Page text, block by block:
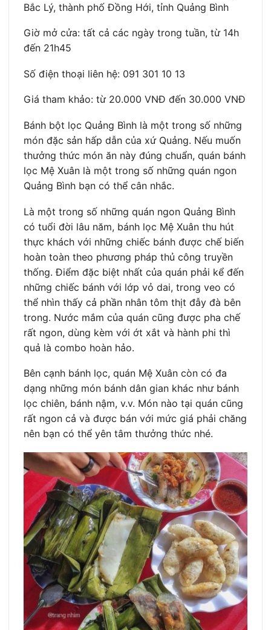
Bắc Lý, thành phố Đồng Hới, tỉnh Quảng Bình
Giờ mở cửa: tất cả các ngày trong tuần, từ 14h
đến 21h45
Số điện thoại liên hệ: 091 301 10 13
Giá tham khảo: từ 20.000 VNĐ đến 30.000 VNĐ
Bánh bột lọc Quảng Bình là một trong số những
món đặc sản hấp dẫn của xứ Quảng. Nếu muốn
thưởng thức món ăn này đúng chuẩn, quán bánh
lọc Mệ Xuân là một trong số những quán ngon
Quảng Bình bạn có thể cân nhắc.
Là một trong số những quán ngon Quảng Bình
có tuổi đời lâu năm, bánh lọc Mệ Xuân thu hút
thực khách với những chiếc bánh được chế biến
hoàn toàn theo phương pháp thủ công truyền
thống. Điểm đặc biệt nhất của quán phải kể đến
những chiếc bánh với lớp vỏ dai, trong veo có
thể nhìn thấy cả phần nhân tôm thịt đẫy đà bên
trong. Nước mắm của quán cũng được pha chế
rất ngon, dùng kèm với ớt xắt và hành phi thì
quả là combo hoàn hảo.
Bên cạnh bánh lọc, quán Mệ Xuân còn có đa
dạng những món bánh dân gian khác như bánh
lọc chiên, bánh nậm, v.v. Món nào tại quán cũng
rất ngon cả và được bán với mức giá phải chăng
nên bạn có thể yên tâm thưởng thức nhé.